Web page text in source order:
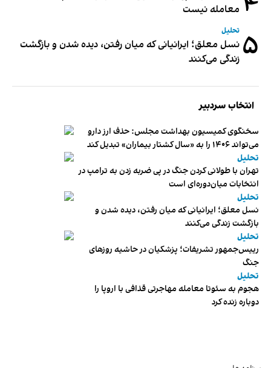
معامله نیست
۵ تحلیل
نسل معلق؛ ایرانیانی که میان رفتن، دیده شدن و بازگشت
زندگی می‌کنند
انتخاب سردبیر
سخنگوی کمیسیون بهداشت مجلس: حذف ارز دارو
می‌تواند ۱۴۰۶ را به «سال کشتار بیماران» تبدیل کند
تحلیل
تهران با طولانی کردن جنگ در پی ضربه زدن به ترامپ در
انتخابات میان‌دوره‌ای است
تحلیل
نسل معلق؛ ایرانیانی که میان رفتن، دیده شدن و
بازگشت زندگی می‌کنند
تحلیل
رییس‌جمهور تشریفات؛ پزشکیان در حاشیه روزهای
جنگ
تحلیل
هجوم به سئوتا معامله مهاجرتی قذافی با اروپا را
دوباره زنده کرد